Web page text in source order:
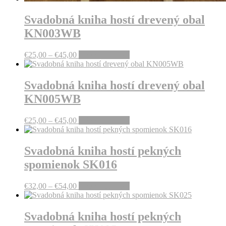
Svadobná kniha hostí drevený obal
KN003WB
€25,00 – €45,00Price
range:
through
€45,00
product
multiple
variants.
may
be
chosen
on
the
Svadobná kniha hostí drevený obal
KN005WB
€25,00 – €45,00Price
range:
through
€45,00
product
multiple
variants.
may
be
chosen
on
the
Svadobná kniha hostí pekných
spomienok SK016
€32,00 – €54,00Price
range:
through
€54,00
product
multiple
variants.
Svadobná kniha hostí pekných